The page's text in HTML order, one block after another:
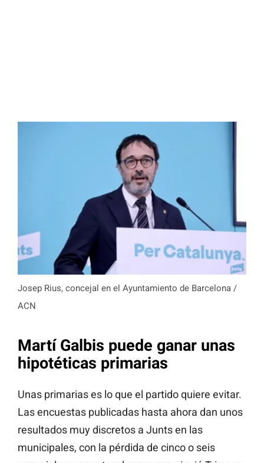
Josep Rius, concejal en el Ayuntamiento de Barcelona /
ACN
Martí Galbis puede ganar unas
hipotéticas primarias
Unas primarias es lo que el partido quiere evitar.
Las encuestas publicadas hasta ahora dan unos
resultados muy discretos a Junts en las
municipales, con la pérdida de cinco o seis